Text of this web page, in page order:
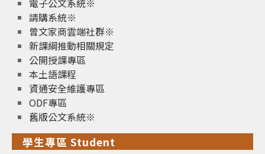
電子公文系統※
請購系統※
曾文家商雲端社群※
新課綱推動相關規定
公開授課專區
本土語課程
資通安全維護專區
ODF專區
舊版公文系統※
學生專區 Student